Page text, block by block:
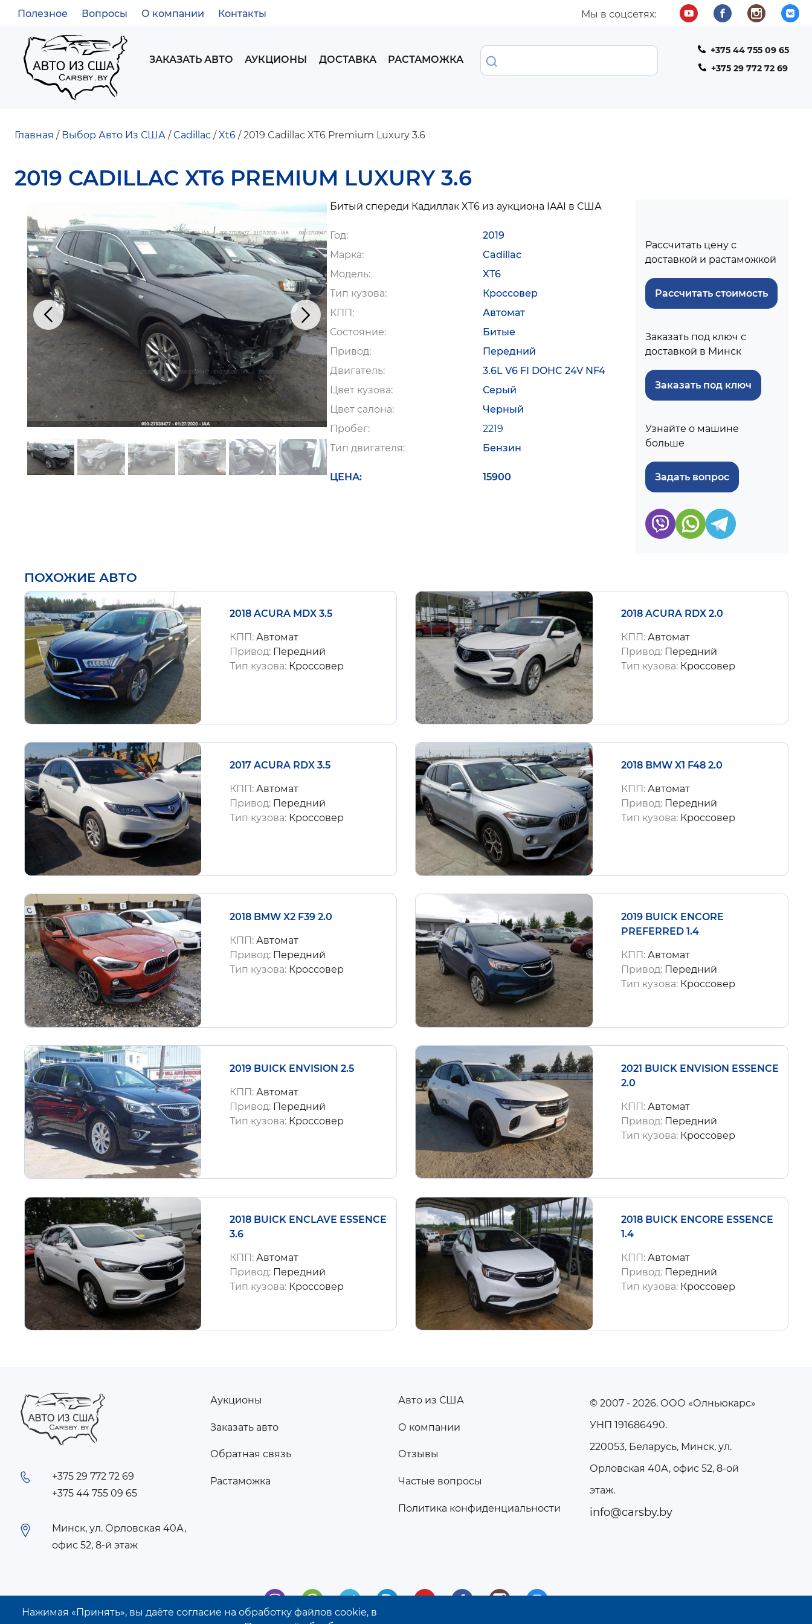
МЕНЮ
Полезное Вопросы О компании Контакты Мы в соцсетях:
MAIN
ЗАКАЗАТЬ АВТО АУКЦИОНЫ ДОСТАВКА РАСТАМОЖКА Найти
ТЕЛЕФОН
+375 44 755 09 65
+375 29 772 72 69
НАВИГАЦИИ
Главная Выбор Авто Из США Cadillac Xt6 2019 Cadillac XT6 Premium Luxury 3.6
2019 CADILLAC XT6 PREMIUM LUXURY 3.6
Битый спереди Кадиллак XT6 из аукциона IAAI в США
Год
2019
Марка
Cadillac
Модель
XT6
Тип кузова
Кроссовер
КПП
Автомат
Состояние
Битые
Привод
Передний
Двигатель
3.6L V6 FI DOHC 24V NF4
Цвет кузова
Серый
Цвет салона
Черный
Пробег
2219
Тип двигателя
Бензин
ЦЕНА 15900
Рассчитать цену с
доставкой и растаможкой
Рассчитать стоимость
Заказать под ключ с
доставкой в Минск
Заказать под ключ
Узнайте о машине
больше
Задать вопрос
ПОХОЖИЕ АВТО
2018 ACURA MDX 3.5
КПП:Автомат
Привод: Передний
Тип кузова: Кроссовер
2018 ACURA RDX 2.0
КПП: Автомат
Привод: Передний
Тип кузова: Кроссовер
2017 ACURA RDX 3.5
КПП:Автомат
Привод: Передний
Тип кузова: Кроссовер
2018 BMW X1 F48 2.0
КПП: Автомат
Привод: Передний
Тип кузова: Кроссовер
2018 BMW X2 F39 2.0
КПП:Автомат
Привод: Передний
Тип кузова: Кроссовер
2019 BUICK ENCORE
PREFERRED 1.4
КПП: Автомат
Привод: Передний
Тип кузова: Кроссовер
2019 BUICK ENVISION 2.5
КПП:Автомат
Привод: Передний
Тип кузова: Кроссовер
2021 BUICK ENVISION ESSENCE
2.0
КПП: Автомат
Привод: Передний
Тип кузова: Кроссовер
2018 BUICK ENCLAVE ESSENCE
3.6
КПП:Автомат
Привод: Передний
Тип кузова: Кроссовер
2018 BUICK ENCORE ESSENCE
1.4
КПП: Автомат
Привод: Передний
Тип кузова: Кроссовер
Нажимая «Принять», вы даёте согласие на обработку файлов cookie, в
+375 29 772 72 69
+375 44 755 09 65
Минск, ул. Орловская 40А,
офис 52, 8-й этаж
MENU
Аукционы
Заказать авто
Обратная связь
Растаможка
2
Авто из США
О компании
Отзывы
Частые вопросы
Политика конфиденциальности
© 2007 - 2026. ООО «Олньюкарс»
УНП 191686490.
220053, Беларусь, Минск, ул.
Орловская 40А, офис 52, 8-ой
этаж.
info@carsby.by